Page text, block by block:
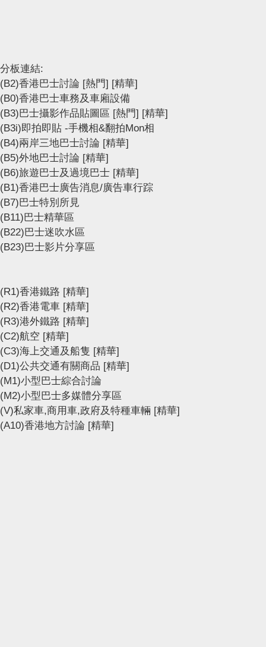
分板連結:
(B2)香港巴士討論 [熱門] [精華]
(B0)香港巴士車務及車廂設備
(B3)巴士攝影作品貼圖區 [熱門] [精華]
(B3i)即拍即貼 -手機相&翻拍Mon相
(B4)兩岸三地巴士討論 [精華]
(B5)外地巴士討論 [精華]
(B6)旅遊巴士及過境巴士 [精華]
(B1)香港巴士廣告消息/廣告車行踪
(B7)巴士特別所見
(B11)巴士精華區
(B22)巴士迷吹水區
(B23)巴士影片分享區
(R1)香港鐵路 [精華]
(R2)香港電車 [精華]
(R3)港外鐵路 [精華]
(C2)航空 [精華]
(C3)海上交通及船隻 [精華]
(D1)公共交通有關商品 [精華]
(M1)小型巴士綜合討論
(M2)小型巴士多媒體分享區
(V)私家車,商用車,政府及特種車輛 [精華]
(A10)香港地方討論 [精華]